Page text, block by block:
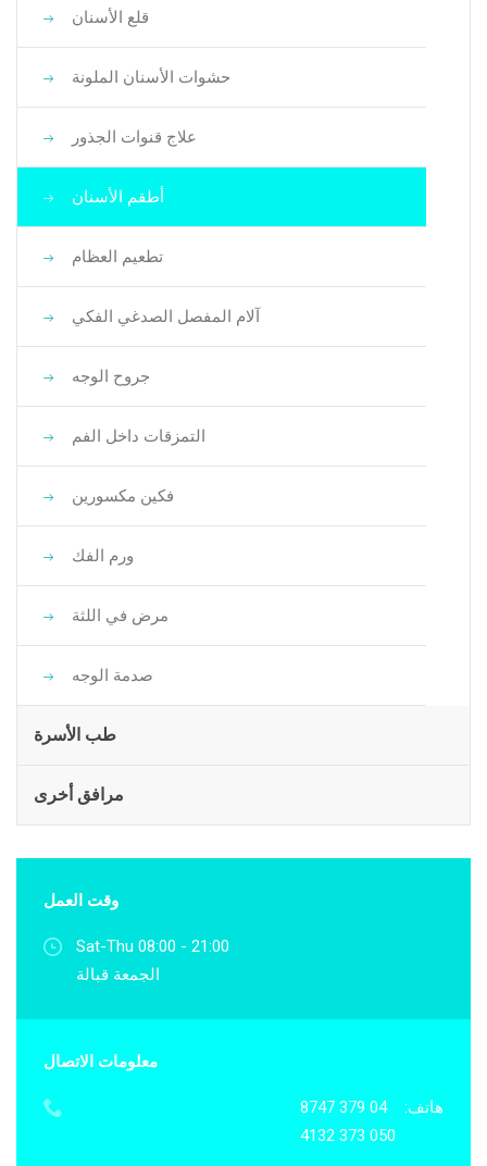
قلع الأسنان
حشوات الأسنان الملونة
علاج قنوات الجذور
أطقم الأسنان
تطعيم العظام
آلام المفصل الصدغي الفكي
جروح الوجه
التمزقات داخل الفم
فكين مكسورين
ورم الفك
مرض في اللثة
صدمة الوجه
طب الأسرة
مرافق أخرى
وقت العمل
Sat-Thu 08:00 - 21:00
الجمعة قبالة
معلومات الاتصال
هاتف:
04 379 8747
050 373 4132